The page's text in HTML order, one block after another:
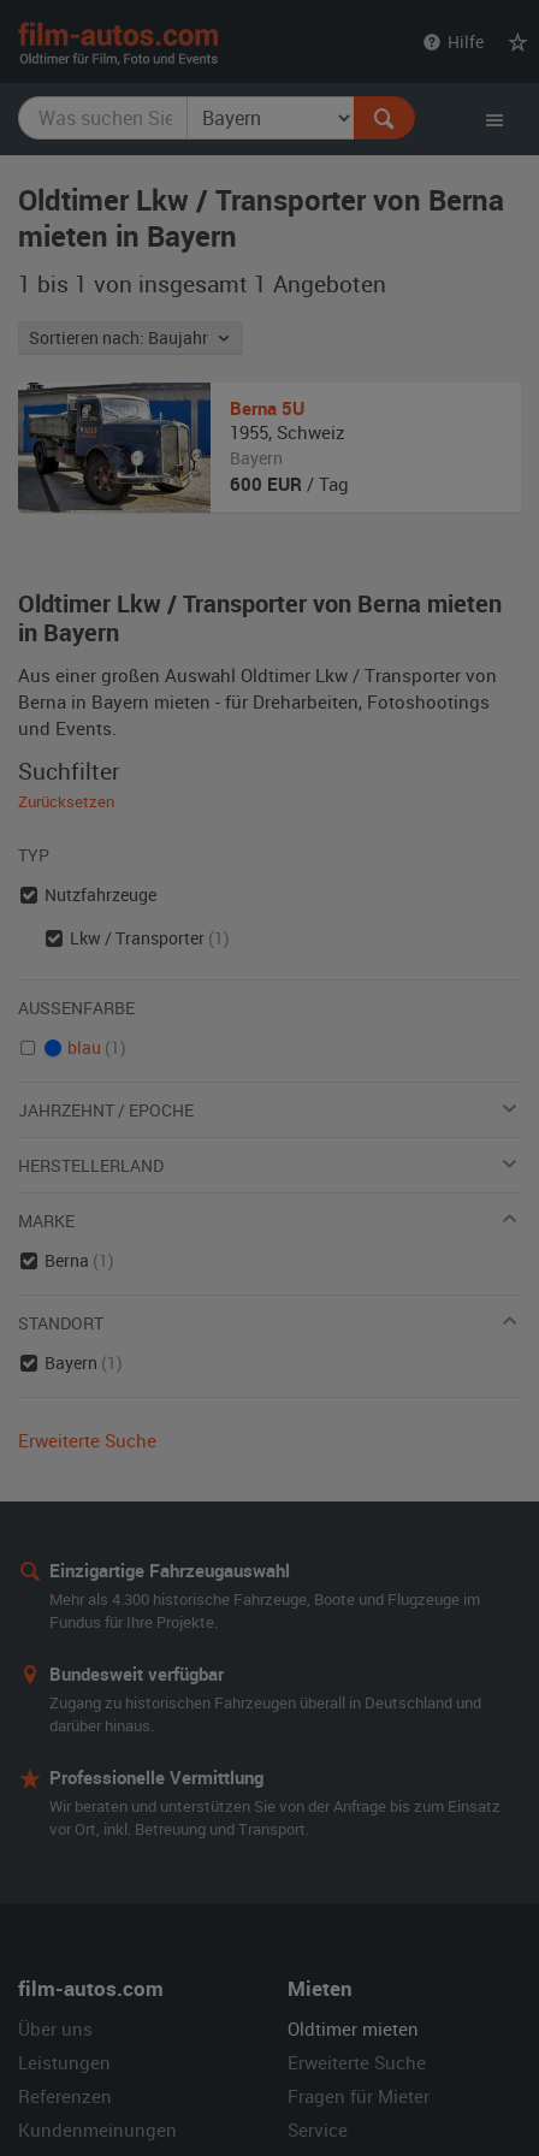
Hilfe
Oldtimer Lkw / Transporter von Berna
mieten in Bayern
1 bis 1 von insgesamt 1 Angeboten
Sortieren nach: Baujahr
Oldtimer Lkw / Transporter von Berna mieten
in Bayern
Aus einer großen Auswahl Oldtimer Lkw / Transporter von
Berna in Bayern mieten - für Dreharbeiten, Fotoshootings
und Events.
Berna 5U
1955, Schweiz
Bayern
600 EUR / Tag
Suchfilter
Zurücksetzen
TYP
Nutzfahrzeuge
Lkw / Transporter (1)
AUSSENFARBE
blau (1)
JAHRZEHNT / EPOCHE
HERSTELLERLAND
MARKE
Berna (1)
STANDORT
Bayern (1)
Erweiterte Suche
Einzigartige Fahrzeugauswahl
Mehr als 4.300 historische Fahrzeuge, Boote und Flugzeuge im
Fundus für Ihre Projekte.
Bundesweit verfügbar
Zugang zu historischen Fahrzeugen überall in Deutschland und
darüber hinaus.
Professionelle Vermittlung
Wir beraten und unterstützen Sie von der Anfrage bis zum Einsatz
vor Ort, inkl. Betreuung und Transport.
film-autos.com
Über uns
Leistungen
Referenzen
Kundenmeinungen
Mieten
Oldtimer mieten
Erweiterte Suche
Fragen für Mieter
Service